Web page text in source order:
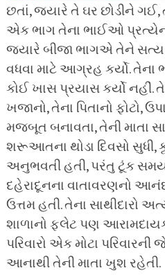
છતાં, જ્યારે તે ઘર છોડીને
એક ભાગ તેના ભાઈઓ
જ્યારે બીજા ભાગએ તેને
વધવા માટે આગ્રહ કર્યો.
કોઈ ખાસ પ્રયાસ કર્યો નહીં.
ખજાનો, તેના પિતાનો ફોટો,
મજબૂત બનાવતા, તેની માતા
શરૂઆતના થોડા દિવસો
અનુભવતી હતી, પરંતુ ટૂંક
દહેરાદૂનના વાતાવરણનો
ઉત્તમ હતી. તેના સાથીદારો
શાળાનો ફ્લેટ પણ આરામદાયક
પરિવારો એક મોટા
આનાથી તેની માતા ખુશ રહેતી.